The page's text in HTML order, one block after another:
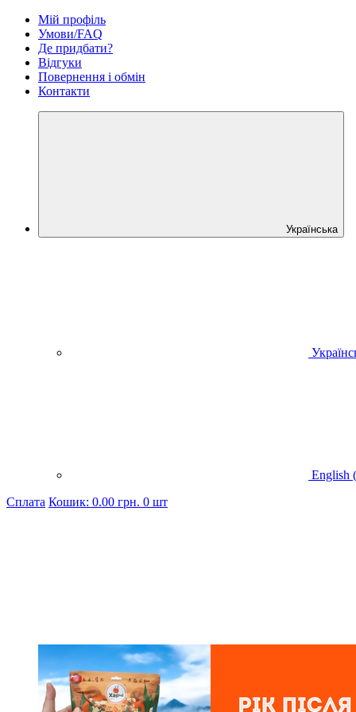
Мій профіль
Умови/FAQ
Де придбати?
Відгуки
Повернення і обмін
Контакти
Українська
English
Cплата Кошик: 0.00 грн. 0 шт